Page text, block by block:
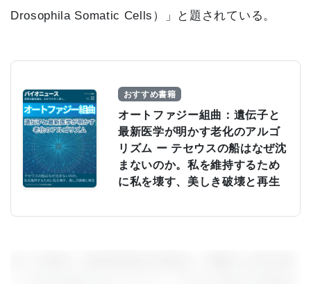
Drosophila Somatic Cells）」と題されている。
おすすめ書籍
オートファジー組曲：遺伝子と
最新医学が明かす老化のアルゴ
リズム ー テセウスの船はなぜ沈
まないのか。私を維持するため
に私を壊す、美しき破壊と再生